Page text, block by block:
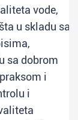
vode,
u skladu sa
sa dobrom
i
i